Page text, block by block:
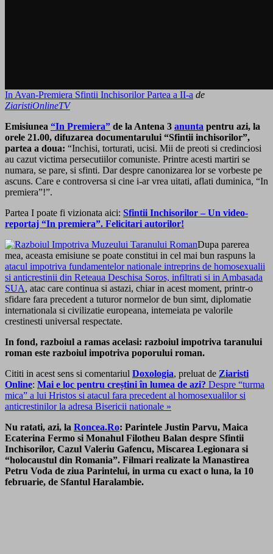
In Avan-Premiera Sfintii Inchisorilor Partea a II-a de
ZiaristiOnlineTV
Emisiunea “In Premiera” de la Antena 3 anunta pentru azi, la
orele 21.00, difuzarea documentarului “Sfintii inchisorilor”,
partea a doua: “Inchisi, torturati, ucisi. Mii de preoti si credinciosi
au cazut victima persecutiilor comuniste. Printre acesti martiri se
numara, se pare, si sfinti. Dar despre canonizarea lor se vorbeste pe
ascuns. Care e controversa si cine i-ar vrea uitati, aflati duminica, “In
premiera”!”.
Partea I poate fi vizionata aici: Sfintii Inchisorilor – Un video-
reportaj “In premiera”. Felicitari autorilor!
Dupa parerea
mea, aceasta emisiune se poate constitui in cel mai bun raspuns la
atacul impotriva fundamentelor nationale intreprins de homosexualii
si anticrestinii din Reteaua Deschisa Soros, infiltrati si in Ambasada
SUA, atac care continua si astazi, chiar in acest moment, printr-o
sfidare fara precedent a tuturor normelor de bun simt, diplomatie
internationala si civilizatie europeana, intemeiata pe valorile
crestinesti universal respectate.
In fond, razboiul a ramas acelasi: razboiul impotriva taranului
roman este razboiul impotriva poporului roman.
Cititi in acest sens si comentariul Doxologia, preluat de Ziaristi
Online: Mai e loc pentru creștini în lumea de azi? Despre “turma
mica” a lui Hristos si atacul fara precedent al homosexualilor si
anticrestinilor la adresa Bisericii nationale »
Nu ratati, azi, la Roncea.Ro: Parintele Justin Parvu, Maica
Ecaterina Fermo si Monahul Filotheu Balan despre Sfintii
Inchisorilor, Cazul Valeriu Gafencu, Miscarea Legionara si
“holocaustul din Romania”. Filmari realizate la Manastirea
Petru Voda de ziua Parintelui, in urma cu exact o luna, la 10
februarie, de Sfantul Haralambie.